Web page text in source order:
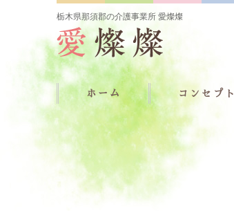
栃木県那須郡の介護事業所 愛燦燦
ホーム コンセプト